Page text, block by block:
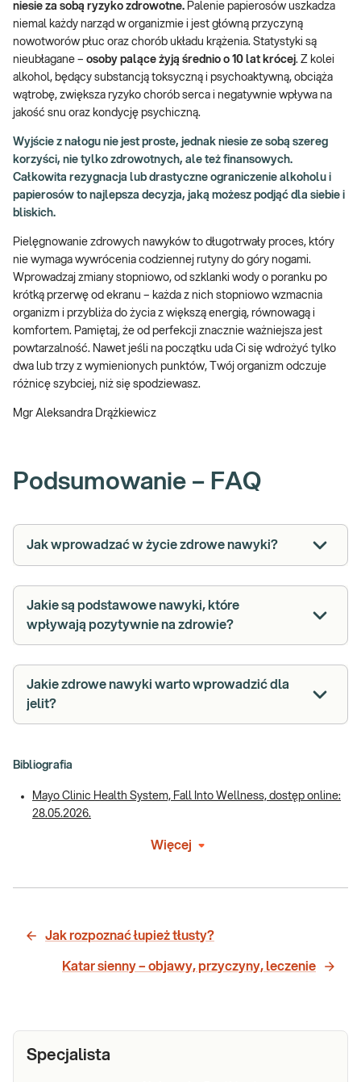
niesie za sobą ryzyko zdrowotne. Palenie papierosów uszkadza
niemal każdy narząd w organizmie i jest główną przyczyną
nowotworów płuc oraz chorób układu krążenia. Statystyki są
nieubłagane – osoby palące żyją średnio o 10 lat krócej. Z kolei
alkohol, będący substancją toksyczną i psychoaktywną, obciąża
wątrobę, zwiększa ryzyko chorób serca i negatywnie wpływa na
jakość snu oraz kondycję psychiczną.
Wyjście z nałogu nie jest proste, jednak niesie ze sobą szereg
korzyści, nie tylko zdrowotnych, ale też finansowych.
Całkowita rezygnacja lub drastyczne ograniczenie alkoholu i
papierosów to najlepsza decyzja, jaką możesz podjąć dla siebie i
bliskich.
Pielęgnowanie zdrowych nawyków to długotrwały proces, który
nie wymaga wywrócenia codziennej rutyny do góry nogami.
Wprowadzaj zmiany stopniowo, od szklanki wody o poranku po
krótką przerwę od ekranu – każda z nich stopniowo wzmacnia
organizm i przybliża do życia z większą energią, równowagą i
komfortem. Pamiętaj, że od perfekcji znacznie ważniejsza jest
powtarzalność. Nawet jeśli na początku uda Ci się wdrożyć tylko
dwa lub trzy z wymienionych punktów, Twój organizm odczuje
różnicę szybciej, niż się spodziewasz.
Mgr Aleksandra Drążkiewicz
Podsumowanie – FAQ
Jak wprowadzać w życie zdrowe nawyki?
Jakie są podstawowe nawyki, które
wpływają pozytywnie na zdrowie?
Jakie zdrowe nawyki warto wprowadzić dla
jelit?
Bibliografia
Mayo Clinic Health System, Fall Into Wellness, dostęp online:
28.05.2026.
Więcej
Jak rozpoznać łupież tłusty?
Katar sienny – objawy, przyczyny, leczenie
Specjalista